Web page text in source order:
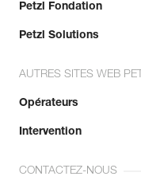
Petzl Fondation
Petzl Solutions
AUTRES SITES WEB
Opérateurs
Intervention
CONTACTEZ-NOUS